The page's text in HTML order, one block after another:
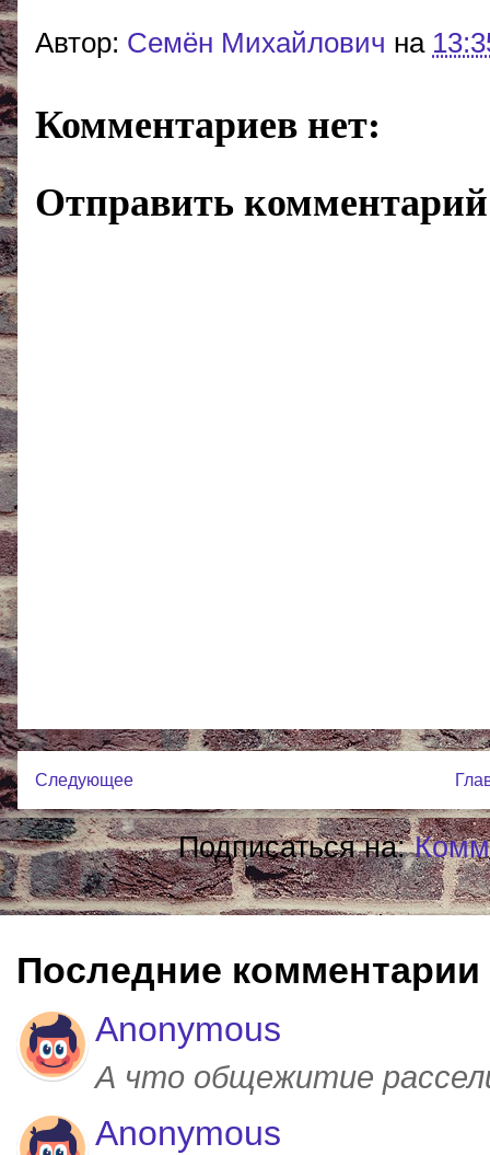
Автор: Cемён Михайлович на
Комментариев нет:
Отправить комментарий
Следующее
Подписаться на:
Последние комментарии
Anonymous
А что общежитие
Anonymous